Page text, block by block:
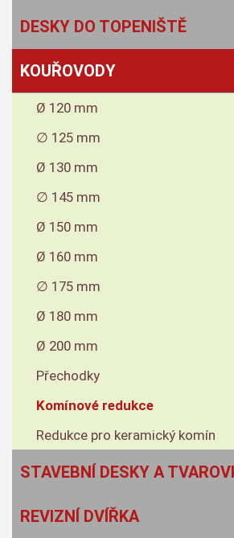
DESKY DO TOPENIŠTĚ
KOUŘOVODY
Ø 120 mm
∅ 125 mm
Ø 130 mm
∅ 145 mm
Ø 150 mm
Ø 160 mm
∅ 175 mm
Ø 180 mm
Ø 200 mm
Přechodky
Komínové redukce
Redukce pro keramický komín
STAVEBNÍ DESKY A
REVIZNÍ DVÍŘKA